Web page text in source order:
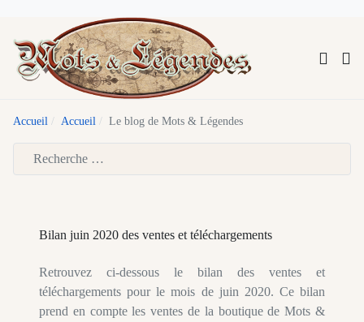
Accueil Accueil Le blog de Mots & Légendes
Bilan juin 2020 des ventes et téléchargements
Retrouvez ci-dessous le bilan des ventes et
téléchargements pour le mois de juin 2020. Ce bilan
prend en compte les ventes de la boutique de Mots &